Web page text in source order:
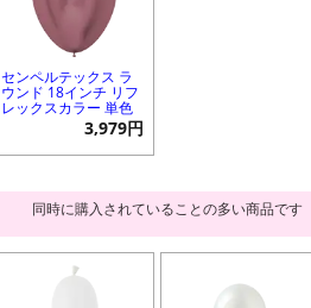
センペルテックス ラ
ウンド 18インチ リフ
レックスカラー 単色
3,979円
同時に購入されていることの多い商品です